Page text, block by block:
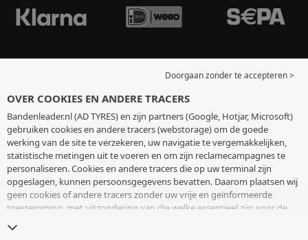
Doorgaan zonder te accepteren >
OVER COOKIES EN ANDERE TRACERS
Bandenleader.nl (AD TYRES) en zijn partners (Google, Hotjar, Microsoft)
gebruiken cookies en andere tracers (webstorage) om de goede
werking van de site te verzekeren, uw navigatie te vergemakkelijken,
statistische metingen uit te voeren en om zijn reclamecampagnes te
personaliseren. Cookies en andere tracers die op uw terminal zijn
opgeslagen, kunnen persoonsgegevens bevatten. Daarom plaatsen wij
geen cookies of andere tracers zonder uw vrije en geïnformeerde
toestemming, met uitzondering van die welke essentieel zijn voor de
toestemming op elk moment intrekken door naar de pagina over